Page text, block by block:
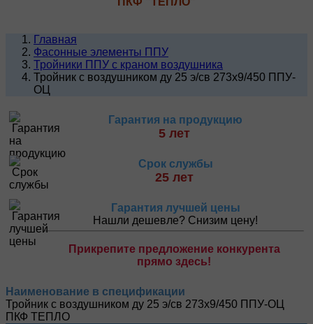
Главная
Фасонные элементы ППУ
Тройники ППУ с краном воздушника
Тройник с воздушником ду 25 э/св 273х9/450 ППУ-
ОЦ
Гарантия на продукцию
5 лет
Срок службы
25 лет
Гарантия лучшей цены
Нашли дешевле? Снизим цену!
Прикрепите предложение конкурента
прямо здесь!
Наименование в спецификации
Тройник с воздушником ду 25 э/св 273х9/450 ППУ-ОЦ
ПКФ ТЕПЛО